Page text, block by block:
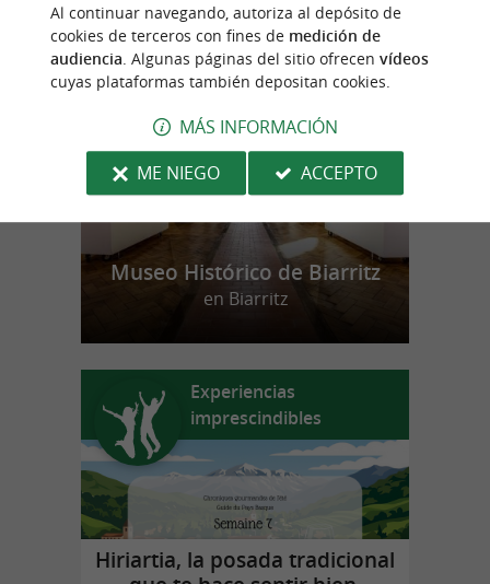
n
u
e
s
t
r
o
f
a
v
o
r
i
t
o
Museo Histórico de Biarritz
en Biarritz
Experiencias
imprescindibles
Hiriartia, la posada tradicional
Al continuar navegando, autoriza al depósito de
cookies de terceros con fines de medición de
audiencia . Algunas páginas del sitio ofrecen vídeos
cuyas plataformas también depositan cookies.
MÁS INFORMACIÓN
ME NIEGO
ACCEPTO